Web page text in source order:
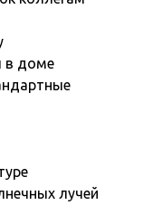
в доме
лучей